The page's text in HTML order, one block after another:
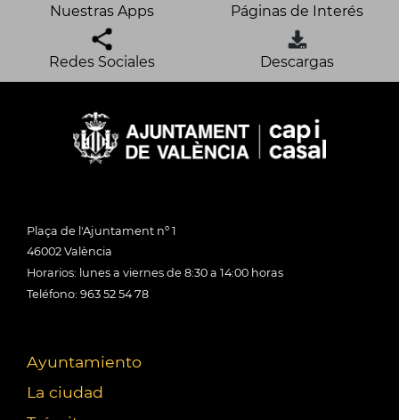
Nuestras Apps Páginas de Interés
Redes Sociales Descargas
Plaça de l'Ajuntament nº 1
46002 València
Horarios: lunes a viernes de 8:30 a 14:00 horas
Teléfono: 963 52 54 78
Ayuntamiento
La ciudad